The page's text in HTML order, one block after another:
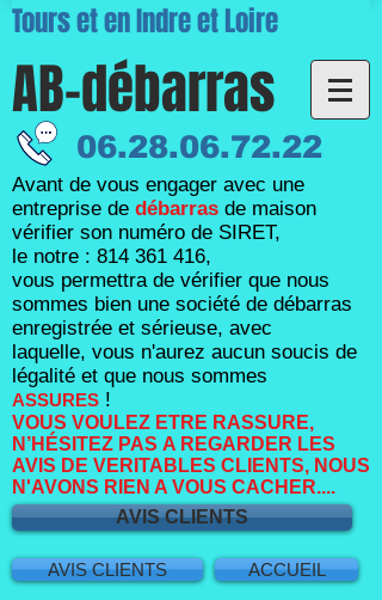
Tours et en Indre et Loire
AB-débarras
06.28.06.72.22
Avant de vous engager avec une
entreprise de débarras de maison
vérifier son numéro de SIRET,
le notre : 814 361 416,
vous permettra de vérifier que nous
sommes bien une société de débarras
enregistrée et sérieuse, avec
laquelle, vous n'aurez aucun soucis de
légalité et que nous sommes
ASSURES !
VOUS VOULEZ ETRE RASSURE,
N’HÉSITEZ PAS A REGARDER LES
AVIS DE VERITABLES CLIENTS, NOUS
N'AVONS RIEN A VOUS CACHER....
AVIS CLIENTS
AVIS CLIENTS ACCUEIL